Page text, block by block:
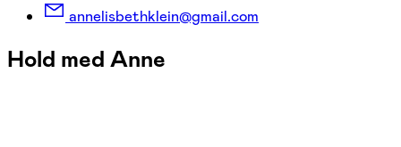
annelisbethklein@gmail.com
Hold med Anne